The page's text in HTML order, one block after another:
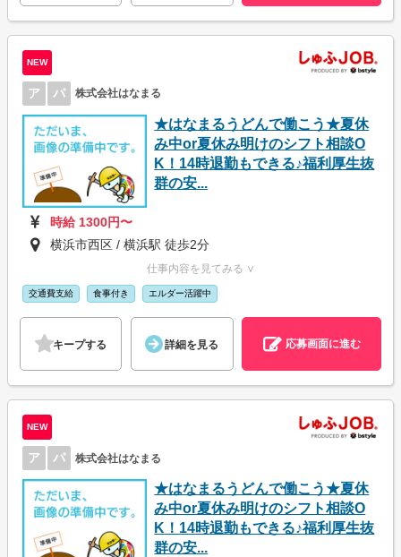
NEW
ア パ 株式会社はなまる
★はなまるうどんで働こう★夏休
み中or夏休み明けのシフト相談O
K！14時退勤もできる♪福利厚生抜
群の安...
時給 1300円〜
横浜市西区 / 横浜駅 徒歩2分
仕事内容を見てみる ∨
交通費支給 食事付き エルダー活躍中
キープする 詳細を見る 応募画面に進む
NEW
ア パ 株式会社はなまる
★はなまるうどんで働こう★夏休
み中or夏休み明けのシフト相談O
K！14時退勤もできる♪福利厚生抜
群の安...